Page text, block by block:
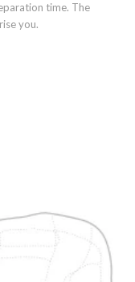
time. The
you.